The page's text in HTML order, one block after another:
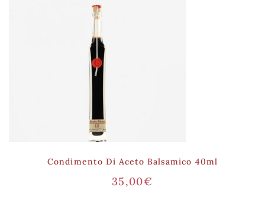
Condimento Di Aceto Balsamico 40ml
35,00€